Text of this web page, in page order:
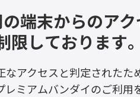
端末からのア
限しております。
なアクセスと判定されたため
レミアムバンダイのご利用